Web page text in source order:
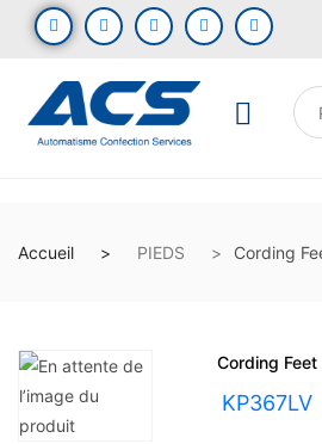
Accueil PIEDS Cording
Cording Feet
KP367LV